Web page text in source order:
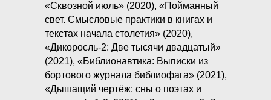
«Сквозной июль» (2020), «Пойманный
свет. Смысловые практики в книгах и
текстах начала столетия» (2020),
«Дикоросль-2: Две тысячи двадцатый»
(2021), «Библионавтика: Выписки из
бортового журнала библиофага» (2021),
«Дышащий чертёж: сны о поэтах и